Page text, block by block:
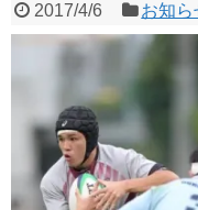
2017/4/6 お知ら